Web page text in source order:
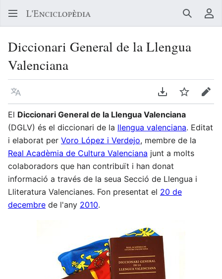
Buscar
Diccionari General de la Llengua
Valenciana
Llegir en un atre idioma Descarregar en
Vigilar
El Diccionari General de la Llengua Valenciana
(DGLV) és el diccionari de la llengua valenciana. Editat
i elaborat per Voro López i Verdejo, membre de la
Real Acadèmia de Cultura Valenciana junt a molts
colaboradors que han contribuït i han donat
informació a través de la seua Secció de Llengua i
Lliteratura Valencianes. Fon presentat el 20 de
decembre de l'any 2010.